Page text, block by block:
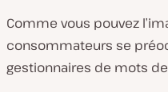
Comme vous pouvez
consommateurs se
gestionnaires de mots